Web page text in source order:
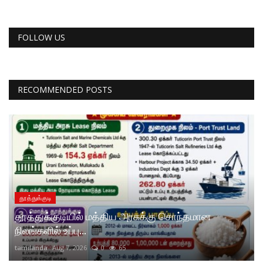
FOLLOW US
RECOMMENDED POSTS
தூத்துக்குடி
தூத்துக்குடியில் மத்திய அரசுக்கு சொந்தமான
நிலங்களில் உப்பு...
tamilanda Aug 7, 2026 0 65